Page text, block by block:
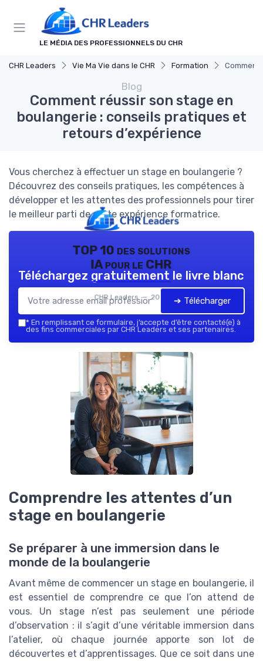
LE MÉDIA DES PROFESSIONNELS DU CHR
CHR Leaders Vie Ma Vie dans le CHR Formation Comment
Blog
Comment réussir son stage en
boulangerie : conseils pratiques et
retours d’expérience
Vous cherchez à effectuer un stage en boulangerie ?
Découvrez des conseils pratiques, les compétences à
développer et les attentes des professionnels pour tirer
le meilleur parti de cette expérience formatrice.
TOP 10 des solutions
IA pour le CHR
CHR Leaders — 2026
Téléchargez gratuitement le livre blanc
➔ Télécharger
* En remplissant ce formulaire, j’accepte d’être contacté(e) à
des fins commerciales par CHR Leaders et ses partenaires.
Comprendre les attentes d’un
stage en boulangerie
Se préparer à une immersion dans le
monde de la boulangerie
Avant même de commencer un stage en boulangerie, il
est essentiel de comprendre ce que l’on attend de
vous. Un stage n’est pas seulement une période
d’observation : il s’agit d’une véritable immersion dans
l’atelier, où chaque journée apporte son lot de
découvertes et d’apprentissages. Que ce soit dans une
Panneau de gestion des cookies